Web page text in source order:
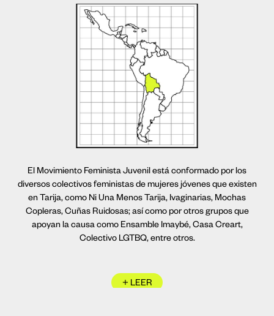
El Movimiento Feminista Juvenil está conformado por los
diversos colectivos feministas de mujeres jóvenes que existen
en Tarija, como Ni Una Menos Tarija, Ivaginarias, Mochas
Copleras, Cuñas Ruidosas; así como por otros grupos que
apoyan la causa como Ensamble Imaybé, Casa Creart,
Colectivo LGTBQ, entre otros.
+ LEER